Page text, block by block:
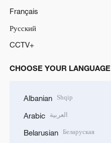
Français
Русский
CCTV+
CHOOSE YOUR LANGUAGE
Albanian Shqip
Arabic العربية
Belarusian Беларуская